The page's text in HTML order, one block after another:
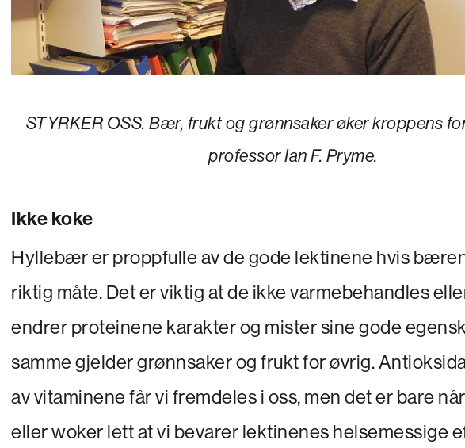
STYRKER OSS. Bær, frukt og grønnsaker øker kroppens
professor Ian F. Pryme.
Ikke koke
Hyllebær er proppfulle av de gode lektinene hvis
riktig måte. Det er viktig at de ikke varmebehandles
endrer proteinene karakter og mister sine gode
samme gjelder grønnsaker og frukt for øvrig.
av vitaminene får vi fremdeles i oss, men det er bare
eller woker lett at vi bevarer lektinenes helsemessige